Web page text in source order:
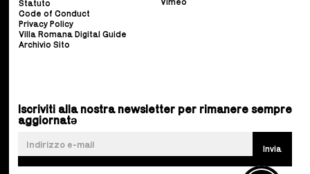
Statuto
Code of Conduct
Privacy Policy
Villa Romana Digital Guide
Archivio Sito
Iscriviti alla nostra newsletter per rimanere sempre
aggiornatə